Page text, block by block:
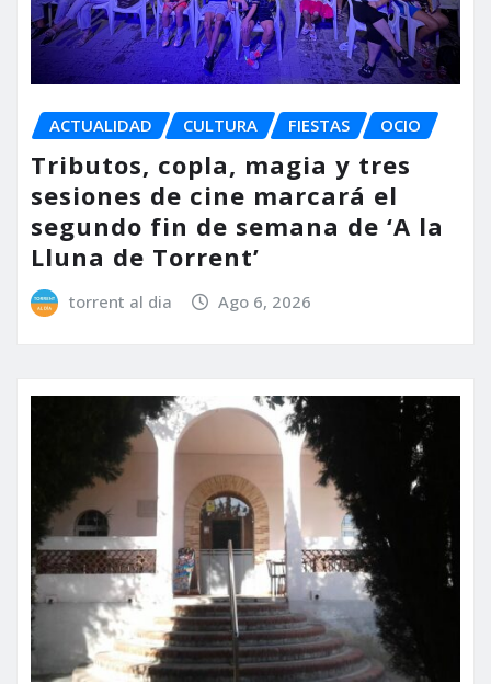
ACTUALIDAD CULTURA FIESTAS OCIO
Tributos, copla, magia y tres
sesiones de cine marcará el
segundo fin de semana de ‘A la
Lluna de Torrent’
torrent al dia Ago 6, 2026